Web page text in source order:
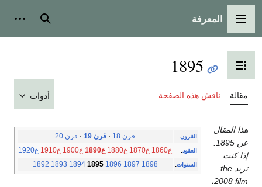
القائمة الرئيسية
المعرفة بحث
تبديل عرض جدول المحتويات
1895
مقالة ناقش هذه الصفحة أدوات
القرون: قرن 18 · قرن 19 · قرن 20
العقود: ع1860 ع1870 ع1880 ع1890 ع1900 ع1910 ع1920
السنوات:
1892 1893 1894 1895 1896 1897 1898
هذا المقال
إذا كنت
تريد the
2008 film،